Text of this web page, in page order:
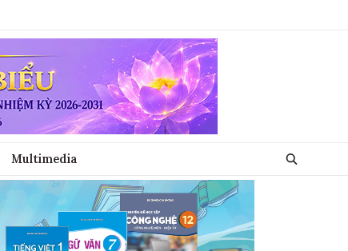
Multimedia